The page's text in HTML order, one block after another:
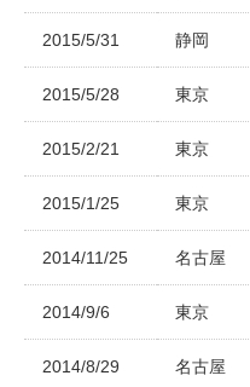
2015/5/31 静岡
2015/5/28 東京
2015/2/21 東京
2015/1/25 東京
2014/11/25 名古屋
2014/9/6 東京
2014/8/29 名古屋